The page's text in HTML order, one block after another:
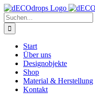
Zum
Inhalt
springen
Suche
nach:
Start
Über uns
Designobjekte
Shop
Material & Herstellung
Kontakt